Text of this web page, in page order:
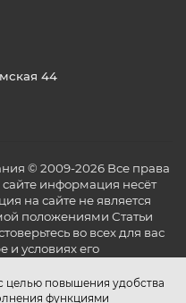
целью повышения удобства
функциями
44
© 2009-2026 Все права
информация несёт
на сайте не является
положениями Статьи
во всех для вас
и условиях его